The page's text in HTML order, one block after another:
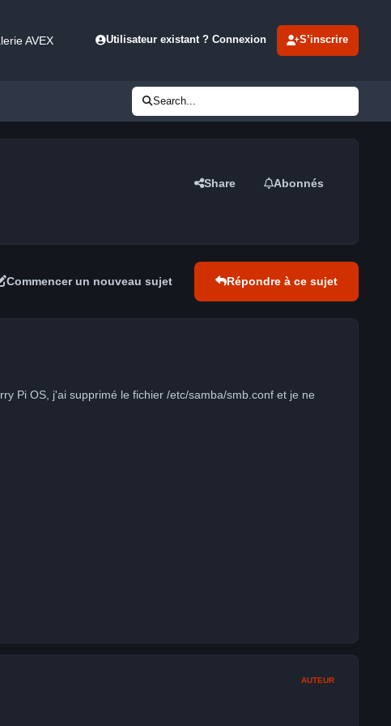
AVEX Utilisateur existant ? Connexion S’inscrire
Search...
Share Abonnés
Commencer un nouveau sujet Répondre à ce sujet
Pi OS, j'ai supprimé le fichier /etc/samba/smb.conf et je ne
AUTEUR